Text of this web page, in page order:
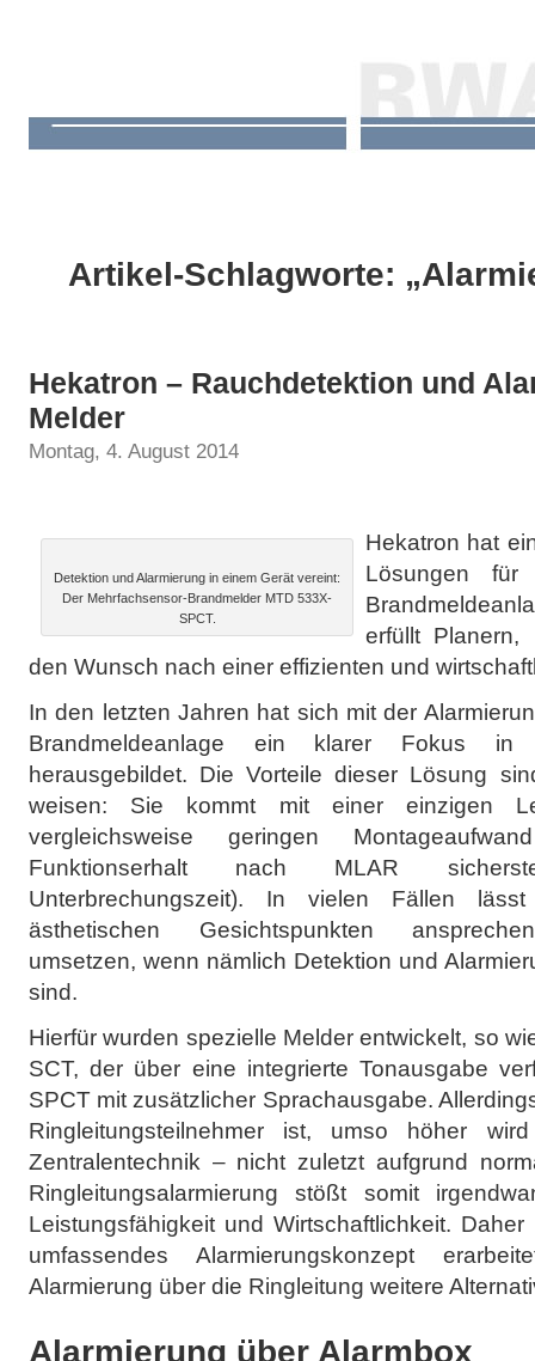
Artikel-Schlagworte:
Hekatron – Rauchdetektion und
Melder
Montag, 4. August 2014
Detektion und Alarmierung in einem Gerät vereint:
Der Mehrfachsensor-Brandmelder MTD 533X-
SPCT.
Hekatron hat
Lösungen für
erfüllt Planern,
den Wunsch nach einer effizienten und
In den letzten Jahren hat sich mit der
Brandmeldeanlage ein klarer Fokus in
herausgebildet. Die Vorteile dieser Lösung
weisen: Sie kommt mit einer einzigen
vergleichsweise geringen
Funktionserhalt nach MLAR
Unterbrechungszeit). In vielen Fällen
ästhetischen Gesichtspunkten
umsetzen, wenn nämlich Detektion und
sind.
Hierfür wurden spezielle Melder entwickelt, so
SCT, der über eine integrierte Tonausgabe
SPCT mit zusätzlicher Sprachausgabe.
Ringleitungsteilnehmer ist, umso höher
Zentralentechnik – nicht zuletzt aufgrund
Ringleitungsalarmierung stößt somit
Leistungsfähigkeit und Wirtschaftlichkeit.
umfassendes Alarmierungskonzept
Alarmierung über die Ringleitung weitere
Alarmierung über Alarmbox